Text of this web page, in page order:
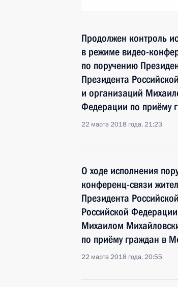
Продолжен контроль
в режиме видео-
по поручению
Президента
и организаций
Федерации по приёму
22 марта 2018 года, 21:23
О ходе исполнения
конференц-связи
Президента
Российской
Михаилом
по приёму граждан в
22 марта 2018 года, 20:55